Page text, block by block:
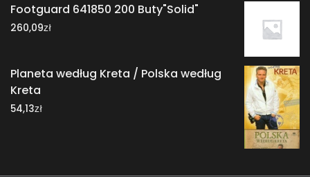
Footguard 641850 200 Buty"Solid"
260,09zł
Planeta według Kreta / Polska według
Kreta
54,13zł